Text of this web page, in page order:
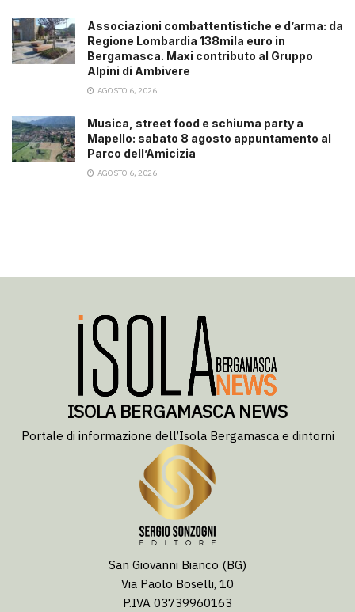
Associazioni combattentistiche e d’arma: da
Regione Lombardia 138mila euro in
Bergamasca. Maxi contributo al Gruppo
Alpini di Ambivere
AGOSTO 6, 2026
Musica, street food e schiuma party a
Mapello: sabato 8 agosto appuntamento al
Parco dell’Amicizia
AGOSTO 6, 2026
ISOLA BERGAMASCA NEWS
Portale di informazione dell’Isola Bergamasca e dintorni
San Giovanni Bianco (BG)
Via Paolo Boselli, 10
P.IVA 03739960163